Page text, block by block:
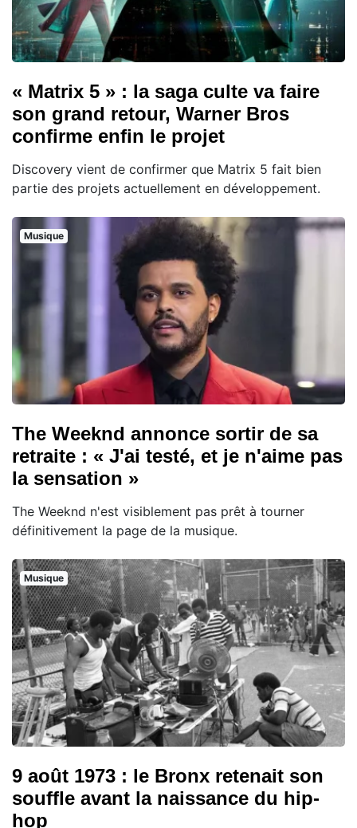
« Matrix 5 » : la saga culte va faire
son grand retour, Warner Bros
confirme enfin le projet
Discovery vient de confirmer que Matrix 5 fait bien
partie des projets actuellement en développement.
Musique
The Weeknd annonce sortir de sa
retraite : « J'ai testé, et je n'aime pas
la sensation »
The Weeknd n'est visiblement pas prêt à tourner
définitivement la page de la musique.
Musique
9 août 1973 : le Bronx retenait son
souffle avant la naissance du hip-
hop